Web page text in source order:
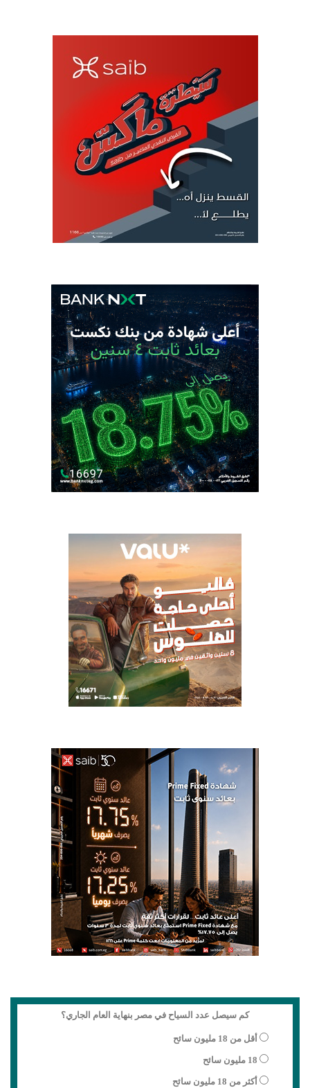
كم سيصل عدد السياح في مصر بنهاية العام الجاري؟
أقل من 18 مليون سائح
18 مليون سائح
أكثر من 18 مليون سائح